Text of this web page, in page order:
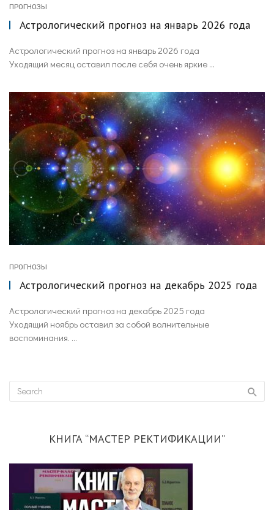
ПРОГНОЗЫ
Астрологический прогноз на январь 2026 года
Астрологический прогноз на январь 2026 года
Уходящий месяц оставил после себя очень яркие ...
ПРОГНОЗЫ
Астрологический прогноз на декабрь 2025 года
Астрологический прогноз на декабрь 2025 года
Уходящий ноябрь оставил за собой волнительные
воспоминания. ...
КНИГА “МАСТЕР РЕКТИФИКАЦИИ”